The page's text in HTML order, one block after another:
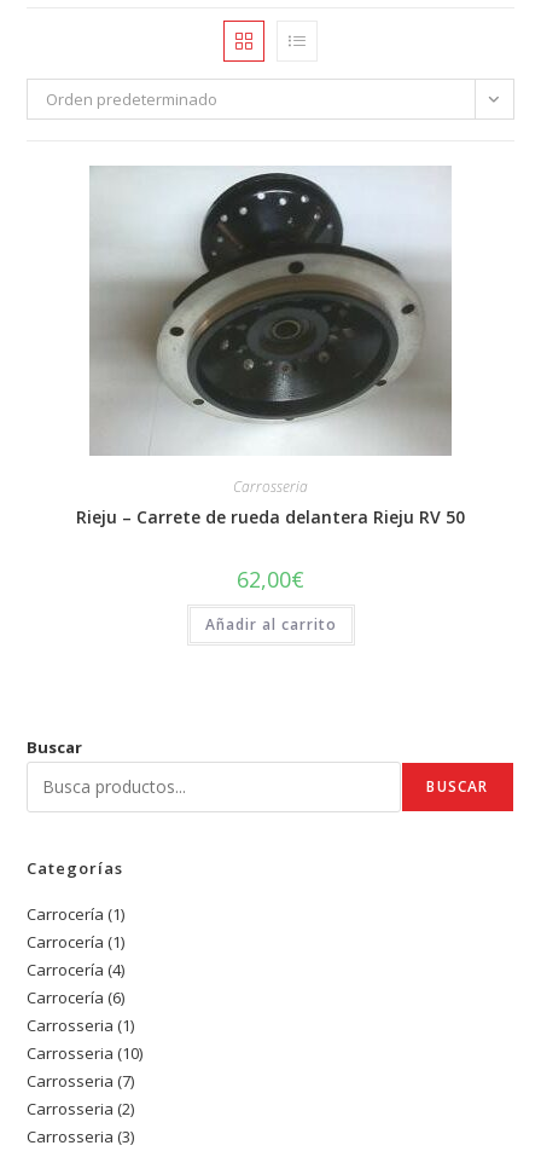
Orden predeterminado
Carrosseria
Rieju – Carrete de rueda delantera Rieju RV 50
62,00€
Añadir al carrito
Buscar
BUSCAR
Categorías
Carrocería 11
producto
Carrocería 11
producto
Carrocería 44
productos
Carrocería 66
productos
Carrosseria 11
producto
Carrosseria 1010
Carrosseria 77
productos
Carrosseria 22
productos
Carrosseria 33